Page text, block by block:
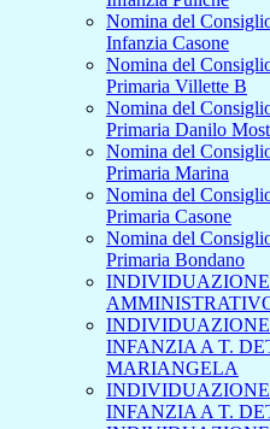
Nomina del
Infanzia Casone
Nomina del
Primaria Villette B
Nomina del
Primaria Danilo
Nomina del
Primaria Marina
Nomina del
Primaria Casone
Nomina del
Primaria Bondano
INDIVIDUAZIONE
INFANZIA A T.
MARIANGELA
INFANZIA A T.